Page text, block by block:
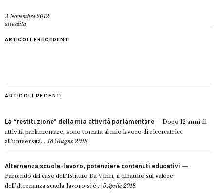
3 Novembre 2012
attualità
ARTICOLI PRECEDENTI
ARTICOLI RECENTI
La “restituzione” della mia attività parlamentare
Dopo 12 anni di
attività parlamentare, sono tornata al mio lavoro di ricercatrice
all’università... 18 Giugno 2018
Alternanza scuola-lavoro, potenziare contenuti educativi
Partendo dal caso dell’Istituto Da Vinci, il dibattito sul valore
dell’alternanza scuola-lavoro si è... 5 Aprile 2018